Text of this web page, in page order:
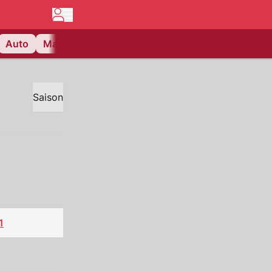
Auto Matchcenter
Saison